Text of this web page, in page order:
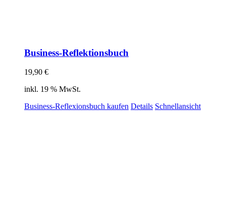
Business-Reflektionsbuch
19,90 €
inkl. 19 % MwSt.
Business-Reflexionsbuch kaufen Details Schnellansicht